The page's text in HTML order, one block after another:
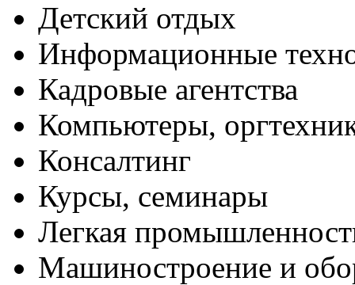
Детский отдых
Информационные
Кадровые агентства
Компьютеры,
Консалтинг
Курсы, семинары
Легкая
Машиностроение и